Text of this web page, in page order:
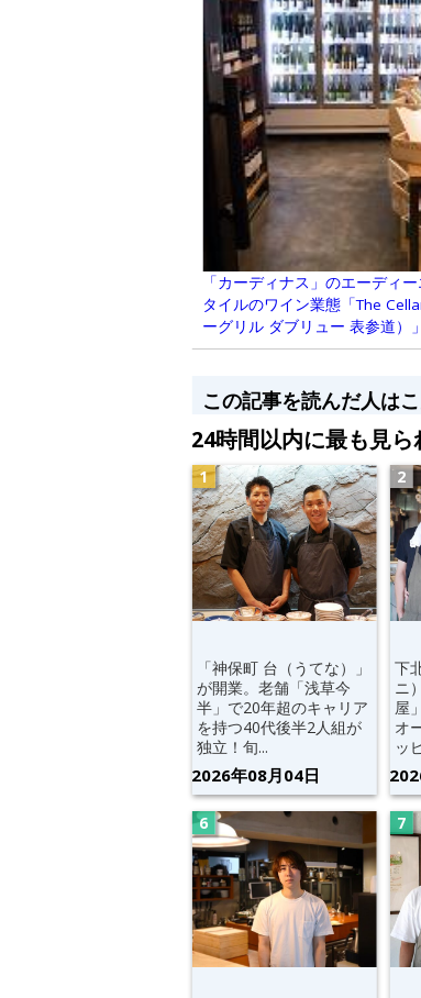
「カーディナス」のエーディ
タイルのワイン業態「The
ーグリル ダブリュー 表参道）
この記事を読んだ人は
24時間以内に最も見
「神保町 台（うてな）」
が開業。老舗「浅草今
半」で20年超のキャリア
を持つ40代後半2人組が
独立！旬...
2026年08月04日
下
ニ
屋
オ
ッ